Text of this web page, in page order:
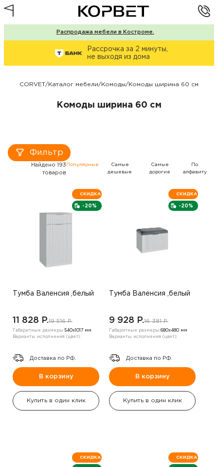
Распродажа мебели в Костроме.
Рассрочка за 2 минуты,
не выходя из дома
CORVET/Каталог мебели/Комоды/Комоды ширина 60 см
Комоды ширина 60 см
Фильтр
Найдено 193
товаров
Популярные
Самые
дешевые
Самые
дорогие
По
алфавиту
-20%
СКИДКА
Тумба Валенсия ,белый
11 828 P.19 516 P.
Габаритные размеры:540х1017 мм
Варианты исполнения (цвет):
Доставка по РФ.
В корзину
Купить в один клик
-20%
СКИДКА
Тумба Валенсия ,белый
9 928 P.16 381 P.
Габаритные размеры:680х480 мм
Варианты исполнения (цвет):
Доставка по РФ.
В корзину
Купить в один клик
СКИДКА СКИДКА